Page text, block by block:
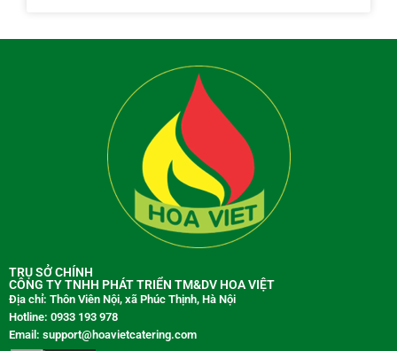
TRỤ SỞ CHÍNH
CÔNG TY TNHH PHÁT TRIỂN TM&DV HOA VIỆT
Địa chỉ: Thôn Viên Nội, xã Phúc Thịnh, Hà Nội
Hotline: 0933 193 978
Email: support@hoavietcatering.com